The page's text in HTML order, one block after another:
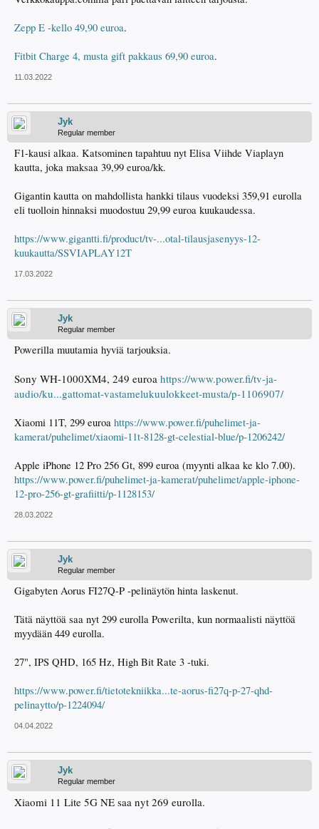
Zepp E -kello 49,90 euroa.
Fitbit Charge 4, musta gift pakkaus 69,90 euroa.
11.03.2022
Jyk
Regular member
F1-kausi alkaa. Katsominen tapahtuu nyt Elisa Viihde Viaplayn
kautta, joka maksaa 39,99 euroa/kk.
Gigantin kautta on mahdollista hankki tilaus vuodeksi 359,91 eurolla
eli tuolloin hinnaksi muodostuu 29,99 euroa kuukaudessa.
https://www.gigantti.fi/product/tv-...otal-tilausjasenyys-12-
kuukautta/SSVIAPLAY12T
17.03.2022
Jyk
Regular member
Powerilla muutamia hyviä tarjouksia.
Sony WH-1000XM4, 249 euroa https://www.power.fi/tv-ja-
audio/ku...gattomat-vastamelukuulokkeet-musta/p-1106907/
Xiaomi 11T, 299 euroa https://www.power.fi/puhelimet-ja-
kamerat/puhelimet/xiaomi-11t-8128-gt-celestial-blue/p-1206242/
Apple iPhone 12 Pro 256 Gt, 899 euroa (myynti alkaa ke klo 7.00).
https://www.power.fi/puhelimet-ja-kamerat/puhelimet/apple-iphone-
12-pro-256-gt-grafiitti/p-1128153/
28.03.2022
Jyk
Regular member
Gigabyten Aorus FI27Q-P -pelinäytön hinta laskenut.
Tätä näyttöä saa nyt 299 eurolla Powerilta, kun normaalisti näyttöä
myydään 449 eurolla.
27", IPS QHD, 165 Hz, High Bit Rate 3 -tuki.
https://www.power.fi/tietotekniikka...te-aorus-fi27q-p-27-qhd-
pelinaytto/p-1224094/
04.04.2022
Jyk
Regular member
Xiaomi 11 Lite 5G NE saa nyt 269 eurolla.